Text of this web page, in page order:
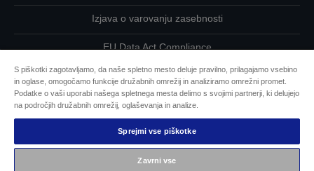
Izjava o varovanju zasebnosti
EU Data Act Compliance
Kontaktirajte nas glede svojih podatkov
Informacije o piškotkih
Epsonova zavezanost dostopnosti
S piškotki zagotavljamo, da naše spletno mesto deluje pravilno, prilagajamo vsebino
in oglase, omogočamo funkcije družabnih omrežij in analiziramo omrežni promet.
Podatke o vaši uporabi našega spletnega mesta delimo s svojimi partnerji, ki delujejo
na področjih družabnih omrežij, oglaševanja in analize.
Sprejmi vse piškotke
Zavrni vse